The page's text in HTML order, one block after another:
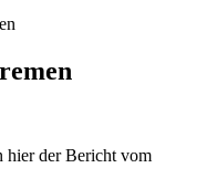
hier der Bericht vom